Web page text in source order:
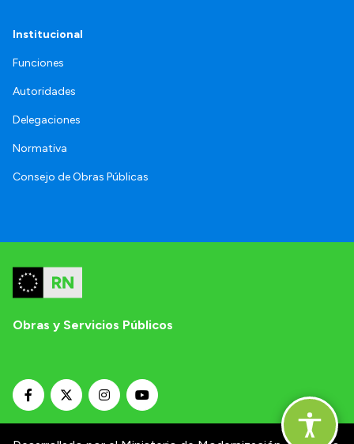
Institucional
Funciones
Autoridades
Delegaciones
Normativa
Consejo de Obras Públicas
Obras y Servicios Públicos